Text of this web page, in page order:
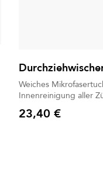
Weiches
Innenreinigung aller
Preis
23,40 €